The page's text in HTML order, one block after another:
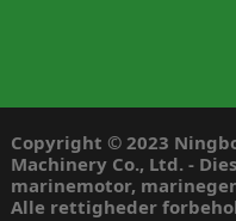
Copyright © 2023
Machinery Co., Ltd. -
marinemotor,
Alle rettigheder